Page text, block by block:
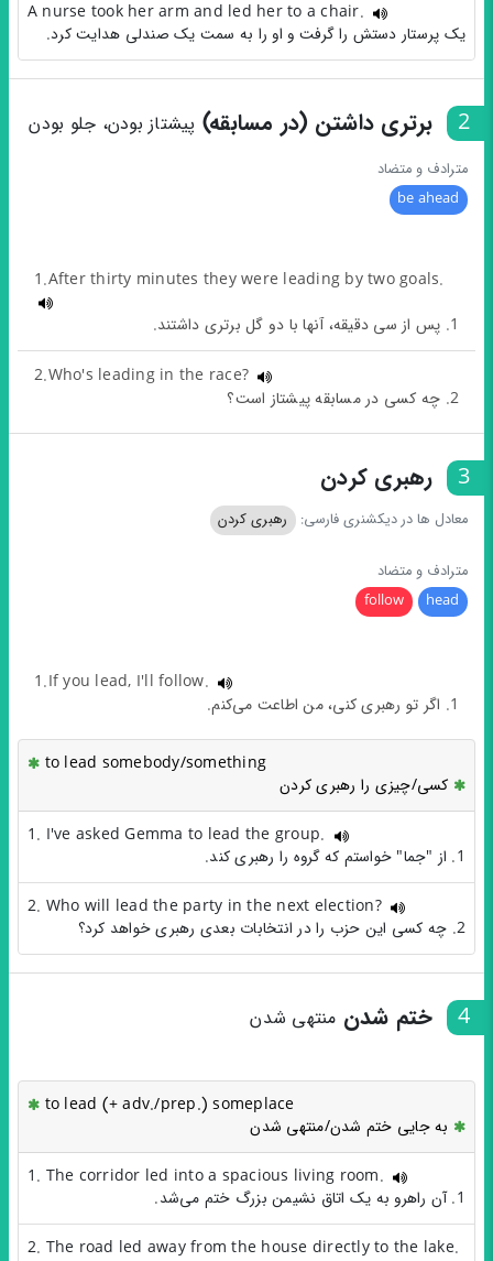
A nurse took her arm and led her to a chair.
یک پرستار دستش را گرفت و او را به سمت یک صندلی هدایت کرد.
2 برتری داشتن (در مسابقه) پیشتاز بودن، جلو بودن
مترادف و متضاد
be ahead
1.After thirty minutes they were leading by two goals.
1. پس از سی دقیقه، آنها با دو گل برتری داشتند.
2.Who's leading in the race?
2. چه کسی در مسابقه پیشتاز است؟
3 رهبری کردن
معادل ها در دیکشنری فارسی: رهبری کردن
مترادف و متضاد
head
follow
1.If you lead, I'll follow.
1. اگر تو رهبری کنی، من اطاعت می‌کنم.
to lead somebody/something
کسی/چیزی را رهبری کردن
1. I've asked Gemma to lead the group.
1. از "جما" خواستم که گروه را رهبری کند.
2. Who will lead the party in the next election?
2. چه کسی این حزب را در انتخابات بعدی رهبری خواهد کرد؟
4 ختم شدن منتهی شدن
to lead (+ adv./prep.) someplace
به جایی ختم شدن/منتهی شدن
1. The corridor led into a spacious living room.
1. آن راهرو به یک اتاق نشیمن بزرگ ختم می‌شد.
2. The road led away from the house directly to the lake.